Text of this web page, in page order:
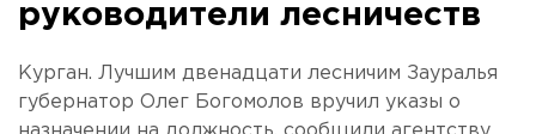
руководители лесничеств
Курган. Лучшим двенадцати лесничим Зауралья
губернатор Олег Богомолов вручил указы о